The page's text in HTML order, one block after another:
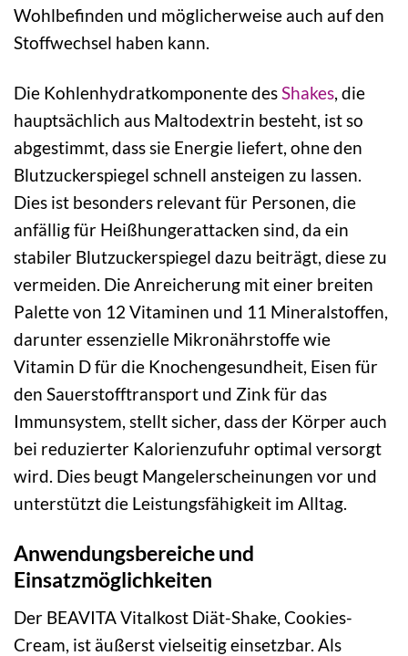
Wohlbefinden und möglicherweise auch auf den
Stoffwechsel haben kann.
Die Kohlenhydratkomponente desShakes, die
hauptsächlich aus Maltodextrin besteht, ist so
abgestimmt, dass sie Energie liefert, ohne den
Blutzuckerspiegel schnell ansteigen zu lassen.
Dies ist besonders relevant für Personen, die
anfällig für Heißhungerattacken sind, da ein
stabiler Blutzuckerspiegel dazu beiträgt, diese zu
vermeiden. Die Anreicherung mit einer breiten
Palette von 12 Vitaminen und 11 Mineralstoffen,
darunter essenzielle Mikronährstoffe wie
Vitamin D für die Knochengesundheit, Eisen für
den Sauerstofftransport und Zink für das
Immunsystem, stellt sicher, dass der Körper auch
bei reduzierter Kalorienzufuhr optimal versorgt
wird. Dies beugt Mangelerscheinungen vor und
unterstützt die Leistungsfähigkeit im Alltag.
Anwendungsbereiche und
Einsatzmöglichkeiten
Der BEAVITA Vitalkost Diät-Shake, Cookies-
Cream, ist äußerst vielseitig einsetzbar. Als